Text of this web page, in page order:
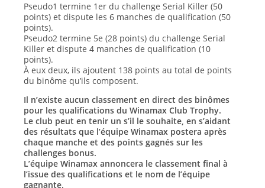
Pseudo1 termine 1er du challenge Serial Killer (50
points) et dispute les 6 manches de qualification (50
points).
Pseudo2 termine 5e (28 points) du challenge Serial
Killer et dispute 4 manches de qualification (10
points).
À eux deux, ils ajoutent 138 points au total de points
du binôme qu’ils composent.
Il n’existe aucun classement en direct des binômes
pour les qualifications du Winamax Club Trophy.
Le club peut en tenir un s’il le souhaite, en s’aidant
des résultats que l’équipe Winamax postera après
chaque manche et des points gagnés sur les
challenges bonus.
L’équipe Winamax annoncera le classement final à
l’issue des qualifications et le nom de l’équipe
gagnante.